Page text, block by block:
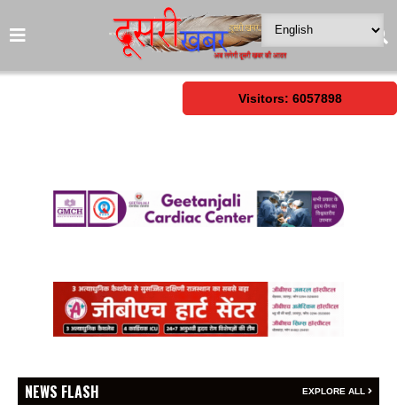
Visitors: 6057898
NEWS FLASH EXPLORE ALL